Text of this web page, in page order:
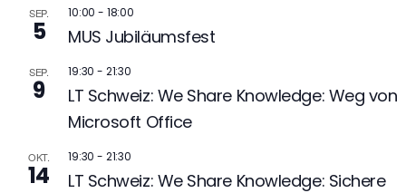
SEP.
5
10:00 - 18:00
MUS Jubiläumsfest
SEP.
9
19:30 - 21:30
LT Schweiz: We Share Knowledge: Weg von
Microsoft Office
OKT.
14
19:30 - 21:30
LT Schweiz: We Share Knowledge: Sichere